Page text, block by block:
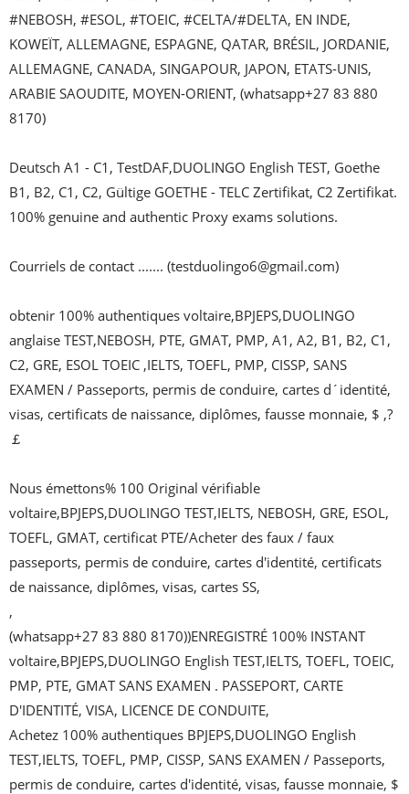
#NEBOSH, #ESOL, #TOEIC, #CELTA/#DELTA, EN INDE,
KOWEÏT, ALLEMAGNE, ESPAGNE, QATAR, BRÉSIL, JORDANIE,
ALLEMAGNE, CANADA, SINGAPOUR, JAPON, ETATS-UNIS,
ARABIE SAOUDITE, MOYEN-ORIENT, (whatsapp+27 83 880
8170)
Deutsch A1 - C1, TestDAF,DUOLINGO English TEST, Goethe
B1, B2, C1, C2, Gültige GOETHE - TELC Zertifikat, C2 Zertifikat.
100% genuine and authentic Proxy exams solutions.
Courriels de contact ....... (testduolingo6@gmail.com)
obtenir 100% authentiques voltaire,BPJEPS,DUOLINGO
anglaise TEST,NEBOSH, PTE, GMAT, PMP, A1, A2, B1, B2, C1,
C2, GRE, ESOL TOEIC ,IELTS, TOEFL, PMP, CISSP, SANS
EXAMEN / Passeports, permis de conduire, cartes d´identité,
visas, certificats de naissance, diplômes, fausse monnaie, $ ,?
￡
Nous émettons% 100 Original vérifiable
voltaire,BPJEPS,DUOLINGO TEST,IELTS, NEBOSH, GRE, ESOL,
TOEFL, GMAT, certificat PTE/Acheter des faux / faux
passeports, permis de conduire, cartes d'identité, certificats
de naissance, diplômes, visas, cartes SS,
,
(whatsapp+27 83 880 8170))ENREGISTRÉ 100% INSTANT
voltaire,BPJEPS,DUOLINGO English TEST,IELTS, TOEFL, TOEIC,
PMP, PTE, GMAT SANS EXAMEN . PASSEPORT, CARTE
D'IDENTITÉ, VISA, LICENCE DE CONDUITE,
Achetez 100% authentiques BPJEPS,DUOLINGO English
TEST,IELTS, TOEFL, PMP, CISSP, SANS EXAMEN / Passeports,
permis de conduire, cartes d'identité, visas, fausse monnaie, $